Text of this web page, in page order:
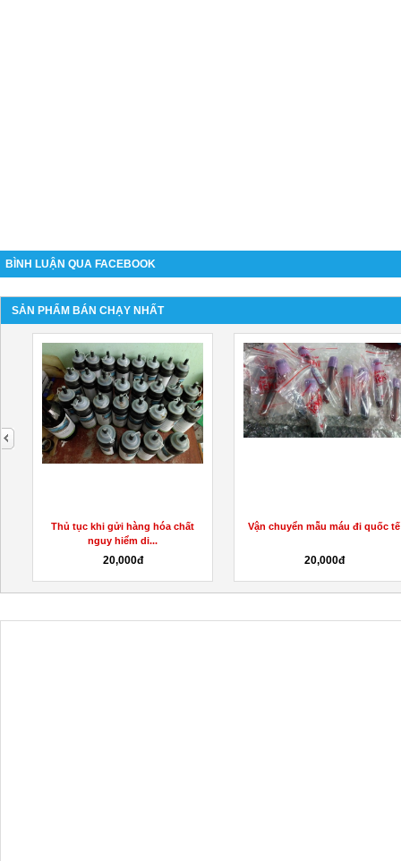
BÌNH LUẬN QUA FACEBOOK
SẢN PHẨM BÁN CHẠY NHẤT
Thủ tục khi gửi hàng hóa chất
nguy hiểm di...
20,000đ
Vận chuyển mẫu máu đi quốc tế
20,000đ
next